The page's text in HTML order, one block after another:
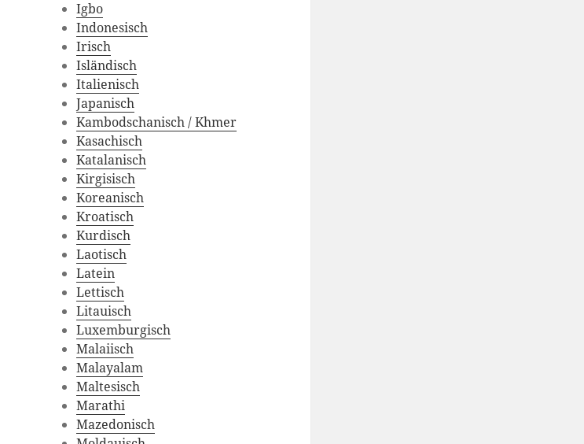
Igbo
Indonesisch
Irisch
Isländisch
Italienisch
Japanisch
Kambodschanisch / Khmer
Kasachisch
Katalanisch
Kirgisisch
Koreanisch
Kroatisch
Kurdisch
Laotisch
Latein
Lettisch
Litauisch
Luxemburgisch
Malaiisch
Malayalam
Maltesisch
Marathi
Mazedonisch